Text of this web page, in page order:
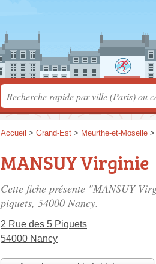
Accueil > Grand-Est > Meurthe-et-Moselle >
MANSUY Virginie
Cette fiche présente "MANSUY
piquets, 54000 Nancy.
2 Rue des 5 Piquets
54000 Nancy